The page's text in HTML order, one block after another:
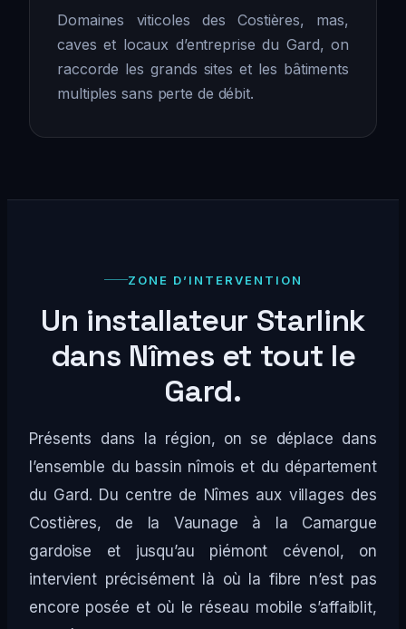
Domaines viticoles des Costières, mas,
caves et locaux d’entreprise du Gard, on
raccorde les grands sites et les bâtiments
multiples sans perte de débit.
ZONE D’INTERVENTION
Un installateur Starlink
dans Nîmes et tout le
Gard.
Présents dans la région, on se déplace dans
l’ensemble du bassin nîmois et du département
du Gard. Du centre de Nîmes aux villages des
Costières, de la Vaunage à la Camargue
gardoise et jusqu’au piémont cévenol, on
intervient précisément là où la fibre n’est pas
encore posée et où le réseau mobile s’affaiblit,